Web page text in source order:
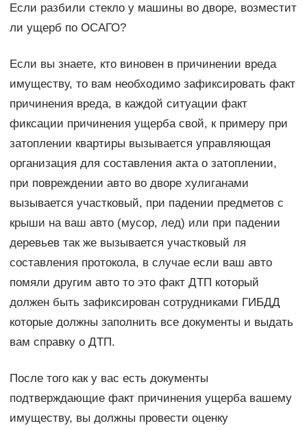
Если разбили стекло у машины во дворе, возместит
ли ущерб по ОСАГО?
Если вы знаете, кто виновен в причинении вреда
имуществу, то вам необходимо зафиксировать факт
причинения вреда, в каждой ситуации факт
фиксации причинения ущерба свой, к примеру при
затоплении квартиры вызывается управляющая
организация для составления акта о затоплении,
при повреждении авто во дворе хулиганами
вызывается участковый, при падении предметов с
крыши на ваш авто (мусор, лед) или при падении
деревьев так же вызывается участковый ля
составления протокола, в случае если ваш авто
помяли другим авто то это факт ДТП который
должен быть зафиксирован сотрудниками ГИБДД
которые должны заполнить все документы и выдать
вам справку о ДТП.
После того как у вас есть документы
подтверждающие факт причинения ущерба вашему
имуществу, вы должны провести оценку